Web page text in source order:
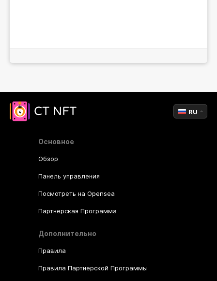
Основное
Обзор
Панель управления
Посмотреть на Opensea
Партнерская Программа
Дополнительно
Правила
Правила Партнерской Программы
RU